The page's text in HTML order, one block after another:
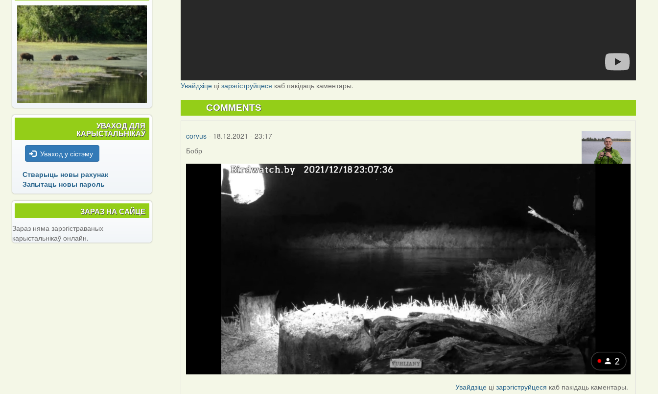
Увайдзіце цізарэгіструйцеся каб пакідаць каментары.
COMMENTS
corvus - 18.12.2021 - 23:17
Бобр
Увайдзіце цізарэгіструйцеся каб пакідаць каментары.
УВАХОД ДЛЯ
КАРЫСТАЛЬНІКАЎ
Уваход у сістэму
Стварыць новы рахунак
Запытаць новы пароль
ЗАРАЗ НА САЙЦЕ
Зараз няма зарэгістраваных
карыстальнікаў онлайн.